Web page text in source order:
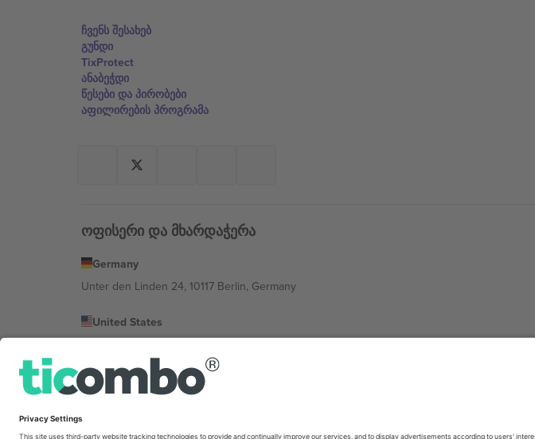
ჩვენს შესახებ
გუნდი
TixProtect
ანაბეჭდი
წესები და პირობები
აფილირების პროგრამა
ოფისერი და მხარდაჭერა
Germany
Unter den Linden 24, 10117 Berlin, Germany
United States
Bulgaria